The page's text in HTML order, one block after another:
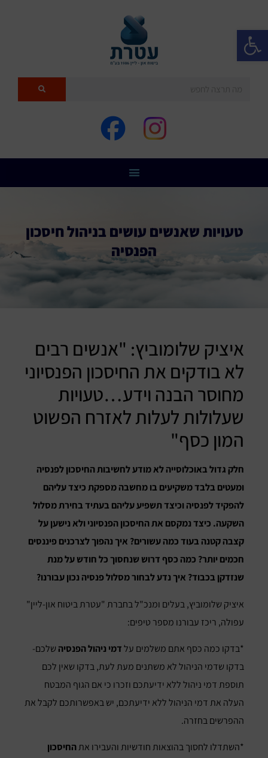
פתח סרגל נגישות
טעויות שאנשים עושים בניהול חיסכון
הפנסיה
איציק שלומוביץ: "אנשים רבים
לא בודקים את החיסכון הפנסיוני
מחוסר הבנה וידע…טעויות
שעלולות לעלות לאזרח הפשוט
המון כסף"
חלק גדול באוכלוסייה לא מודע לחשיבות החיסכון לפנסיה
ומעטים בלבד משקיעים בו מחשבה מספקת כיצד עליהם
להפקיד לפנסיה וכיצד תשפיע עליהם בעתיד בחירת מסלול
השקעה. כיצד נמקסם את החיסכון הפנסיוני ולא נישען על
קצבה קטנה בעוד כמה עשורים? איך נהפוך לצרכנים פיננסים
חכמים יותר? כמה כסף דרוש שנחסוך כל חודש על מנת
שנזדקן בכבוד? איך נדע לבחור מסלול פנסיה נכון עבורנו?
איציק שלומוביץ, בעלים ומנכ"ל בחברת "עטרת ביטוח און-ליין"
עפולה, ריכז עבורנו מספר טיפים:
*בדקו כמה כסף אתם משלמים עלדמי ניהול הפנסיה שלכם-
בדקו שדמי הניהול לא משתנים מעת לעת, בדקו שאין לכם
תוספת דמי ניהול ללא ידיעתכם וזכרו כי אם הגוף המבטח
העלה את דמי הניהול ללא ידיעתכם, יש באפשרותכם לקבל את
ההפרשים בחזרה.
*השתדלו לחסוך בהוצאות חודשיות והעבירו אתהחיסכון